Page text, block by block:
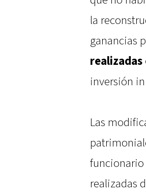
la
ganancias
inversión
Las
realizadas